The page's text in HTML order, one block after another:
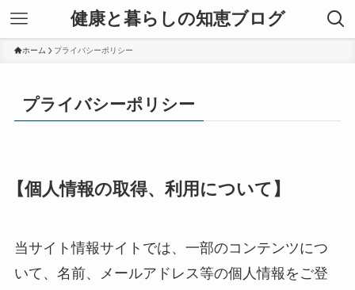
健康と暮らしの知恵ブログ
ホーム プライバシーポリシー
プライバシーポリシー
【個人情報の取得、利用について】
当サイト情報サイトでは、一部のコンテンツにつ
いて、名前、メールアドレス等の個人情報をご登